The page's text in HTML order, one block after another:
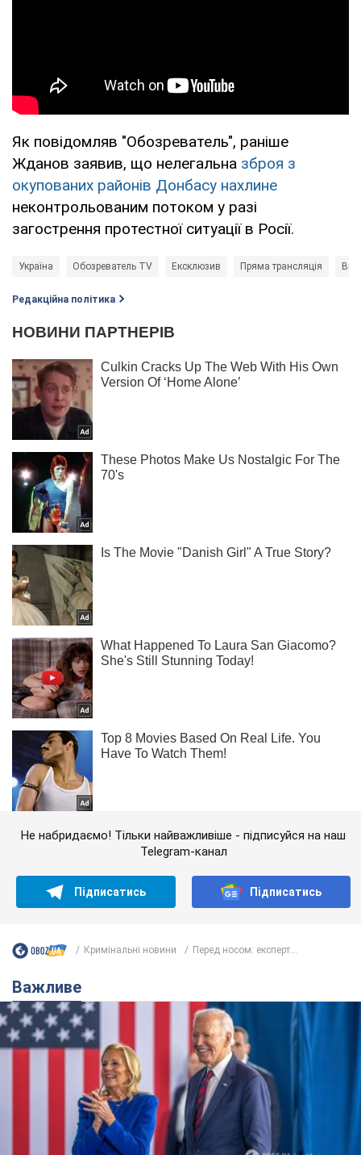
Як повідомляв "Обозреватель", раніше
Жданов заявив, що нелегальна зброя з
окупованих районів Донбасу нахлине
неконтрольованим потоком у разі
загострення протестної ситуації в Росії.
Україна Обозреватель TV Ексклюзив Пряма трансляція
Редакційна політика
Не набридаємо! Тільки найважливіше - підписуйся на наш
Telegram-канал
Підписатись Підписатись
Кримінальні новини Перед носом: експерт...
Важливе